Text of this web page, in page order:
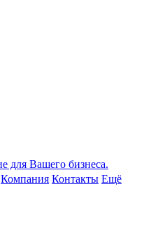
Компания Контакты Ещё